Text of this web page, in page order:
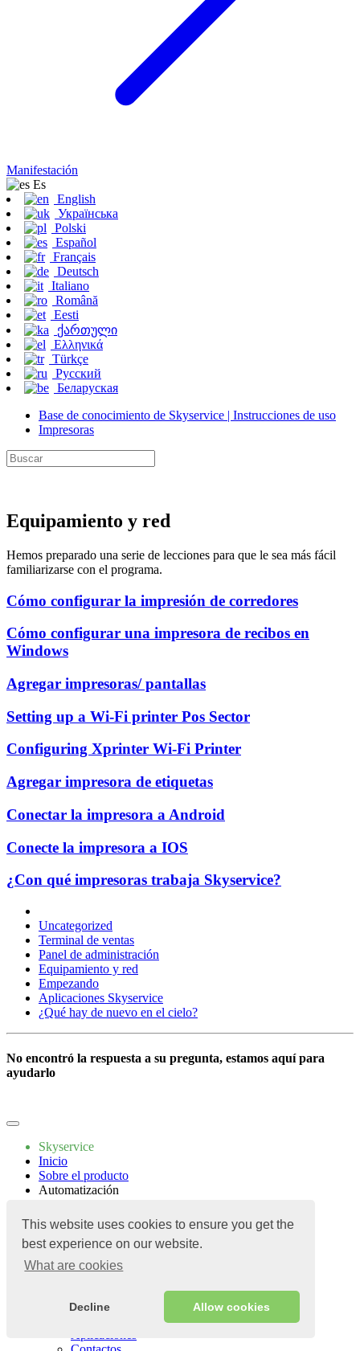
This website uses cookies to ensure you get the
best experience on our website.
What are cookies
Decline Allow cookies
Manifestación
Es
English
Українська
Polski
Español
Français
Deutsch
Italiano
Română
Eesti
ქართული
Ελληνικά
Türkçe
Русский
Беларуская
Base de conocimiento de Skyservice | Instrucciones de uso
Impresoras
Equipamiento y red
Hemos preparado una serie de lecciones para que le sea más fácil
familiarizarse con el programa.
Cómo configurar la impresión de corredores
Cómo configurar una impresora de recibos en
Windows
Agregar impresoras/ pantallas
Setting up a Wi-Fi printer Pos Sector
Configuring Xprinter Wi-Fi Printer
Agregar impresora de etiquetas
Conectar la impresora a Android
Conecte la impresora a IOS
¿Con qué impresoras trabaja Skyservice?
Uncategorized
Terminal de ventas
Panel de administración
Equipamiento y red
Empezando
Aplicaciones Skyservice
¿Qué hay de nuevo en el cielo?
No encontró la respuesta a su pregunta, estamos aquí para
ayudarlo
Skyservice
Inicio
Sobre el producto
Automatización
Cafetería
Food Truck
Narguile
Panadería
Aplicaciones